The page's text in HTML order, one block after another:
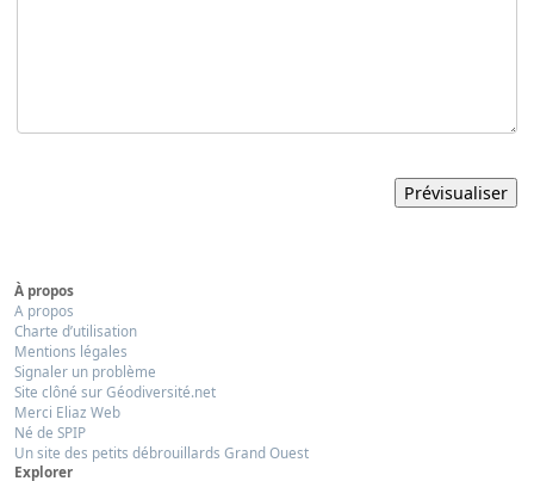
À propos
A propos
Charte d’utilisation
Mentions légales
Signaler un problème
Site clôné sur Géodiversité.net
Merci Eliaz Web
Né de SPIP
Un site des petits débrouillards Grand Ouest
Explorer